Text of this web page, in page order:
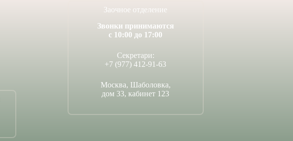
Заочное отделение
Звонки принимаются
с 10:00 до 17:00
Секретари:
+7 (977) 412-91-63
Москва, Шаболовка,
дом 33, кабинет 123